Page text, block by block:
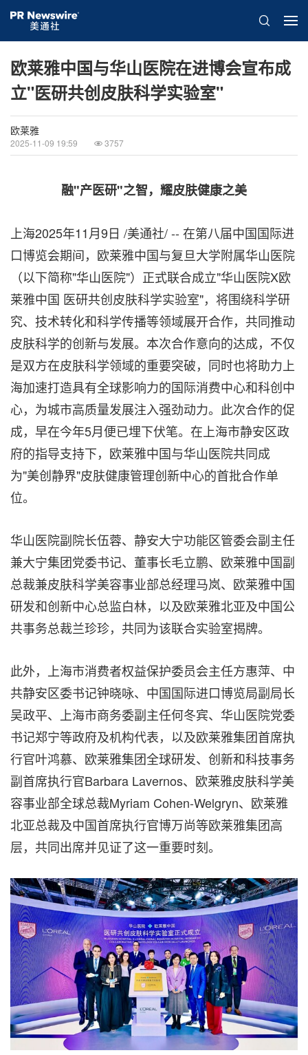
欧莱雅中国与华山医院在进博会宣布成
立"医研共创皮肤科学实验室"
欧莱雅
2025-11-09 19:59 3757
融"产医研"之智，耀皮肤健康之美
上海2025年11月9日 /美通社/ -- 在第八届中国国际进
口博览会期间，欧莱雅中国与复旦大学附属华山医院
（以下简称"华山医院"）正式联合成立"华山医院X欧
莱雅中国 医研共创皮肤科学实验室"，将围绕科学研
究、技术转化和科学传播等领域展开合作，共同推动
皮肤科学的创新与发展。本次合作意向的达成，不仅
是双方在皮肤科学领域的重要突破，同时也将助力上
海加速打造具有全球影响力的国际消费中心和科创中
心，为城市高质量发展注入强劲动力。此次合作的促
成，早在今年5月便已埋下伏笔。在上海市静安区政
府的指导支持下，欧莱雅中国与华山医院共同成
为"美创静界"皮肤健康管理创新中心的首批合作单
位。
华山医院副院长伍蓉、静安大宁功能区管委会副主任
兼大宁集团党委书记、董事长毛立鹏、欧莱雅中国副
总裁兼皮肤科学美容事业部总经理马岚、欧莱雅中国
研发和创新中心总监白林，以及欧莱雅北亚及中国公
共事务总裁兰珍珍，共同为该联合实验室揭牌。
此外，上海市消费者权益保护委员会主任方惠萍、中
共静安区委书记钟晓咏、中国国际进口博览局副局长
吴政平、上海市商务委副主任何冬宾、华山医院党委
书记郑宁等政府及机构代表，以及欧莱雅集团首席执
行官叶鸿慕、欧莱雅集团全球研发、创新和科技事务
副首席执行官Barbara Lavernos、欧莱雅皮肤科学美
容事业部全球总裁Myriam Cohen-Welgryn、欧莱雅
北亚总裁及中国首席执行官博万尚等欧莱雅集团高
层，共同出席并见证了这一重要时刻。